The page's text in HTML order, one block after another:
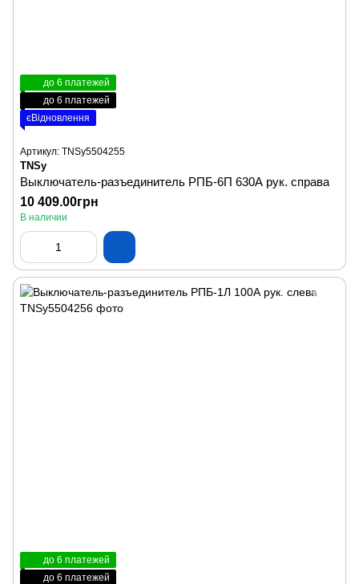
до 6 платежей
до 6 платежей
єВідновлення
Артикул: TNSy5504255
TNSy
Выключатель-разъединитель РПБ-6П 630А рук. справа
10 409.00грн
В наличии
до 6 платежей
до 6 платежей